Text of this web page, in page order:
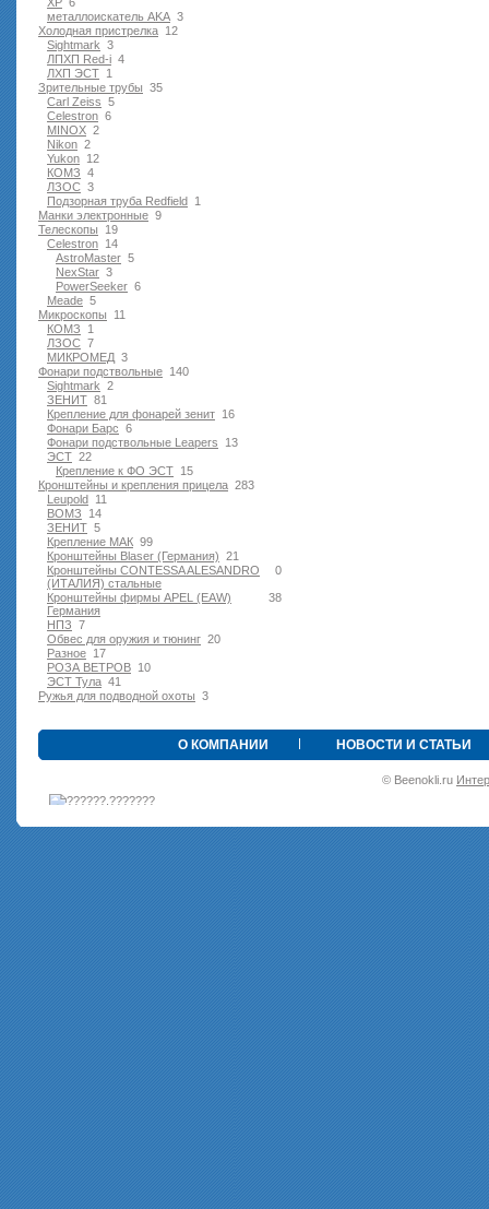
3
металлоискатель AKA
12
Холодная пристрелка
3
Sightmark
4
ЛПХП Red-i
1
ЛХП ЭСТ
35
Зрительные трубы
5
Carl Zeiss
6
Celestron
2
MINOX
2
Nikon
12
Yukon
4
КОМЗ
3
ЛЗОС
1
Подзорная труба Redfield
9
Манки электронные
19
Телескопы
14
Celestron
5
AstroMaster
3
NexStar
6
PowerSeeker
5
Meade
11
Микроскопы
1
КОМЗ
7
ЛЗОС
3
МИКРОМЕД
140
Фонари подствольные
2
Sightmark
81
ЗЕНИТ
16
Крепление для фонарей зенит
6
Фонари Барс
13
Фонари подствольные Leapers
22
ЭСТ
15
Крепление к ФО ЭСТ
283
Кронштейны и крепления прицела
11
Leupold
14
ВОМЗ
5
ЗЕНИТ
99
Крепление МАК
21
Кронштейны Blaser (Германия)
0
Кронштейны CONTESSA ALESANDRO
(ИТАЛИЯ) стальные
38
Кронштейны фирмы APEL (EAW)
Германия
7
НПЗ
20
Обвес для оружия и тюнинг
17
Разное
10
РОЗА ВЕТРОВ
41
ЭСТ Тула
3
Ружья для подводной оxоты
О КОМПАНИИ НОВОСТИ И СТАТЬИ
© Beenokli.ru
•